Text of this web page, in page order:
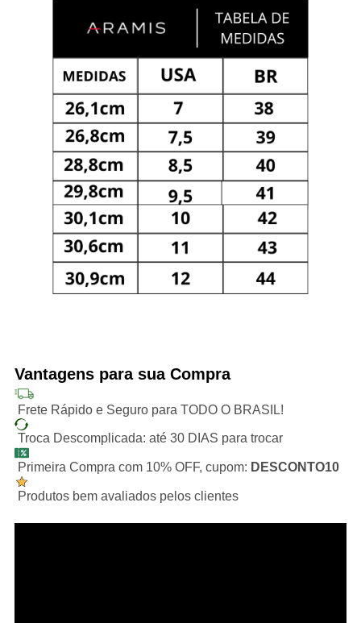
Vantagens para sua Compra
Frete Rápido e Seguro para TODO O BRASIL!
Troca Descomplicada: até 30 DIAS para trocar
Primeira Compra com 10% OFF, cupom: DESCONTO10
Produtos bem avaliados pelos clientes